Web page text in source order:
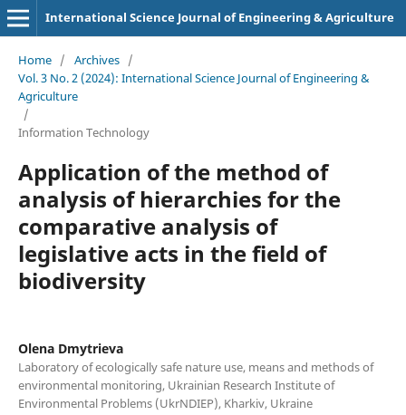
International Science Journal of Engineering & Agriculture
Home / Archives /
Vol. 3 No. 2 (2024): International Science Journal of Engineering &
Agriculture
/
Information Technology
Application of the method of
analysis of hierarchies for the
comparative analysis of
legislative acts in the field of
biodiversity
Olena Dmytrieva
Laboratory of ecologically safe nature use, means and methods of
environmental monitoring, Ukrainian Research Institute of
Environmental Problems (UkrNDIEP), Kharkiv, Ukraine